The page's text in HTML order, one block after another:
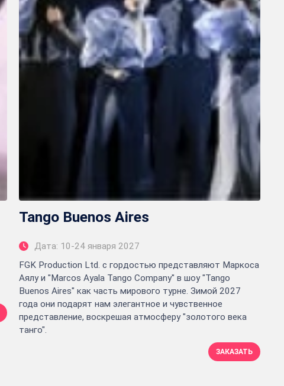
Tango Buenos Aires
Дата: 10-24 января 2027
FGK Production Ltd. с гордостью представляют Маркоса
Аялу и "Marcos Ayala Tango Company" в шоу "Tango
Buenos Aires" как часть мирового турне. Зимой 2027
года они подарят нам элегантное и чувственное
представление, воскрешая атмосферу "золотого века
танго".
ЗАКАЗАТЬ